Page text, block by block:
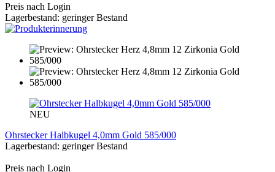
Preis nach Login
Lagerbestand: geringer Bestand
NEU
Ohrstecker Halbkugel 4,0mm Gold 585/000
Lagerbestand: geringer Bestand
Preis nach Login